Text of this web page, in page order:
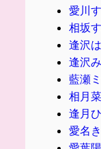
愛川
相坂
逢沢
逢沢
藍瀬
相月
逢月
愛名